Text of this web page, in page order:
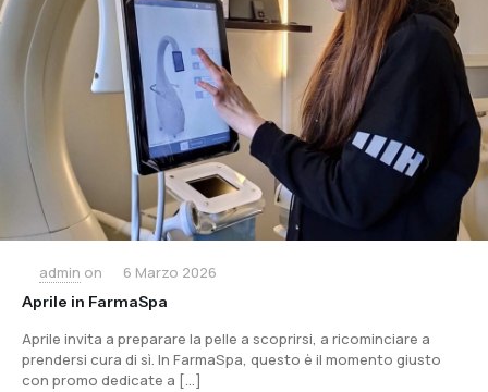
admin on
6 Marzo 2026
Aprile in FarmaSpa
Aprile invita a preparare la pelle a scoprirsi, a ricominciare a
prendersi cura di sì. In FarmaSpa, questo è il momento giusto
con promo dedicate a […]